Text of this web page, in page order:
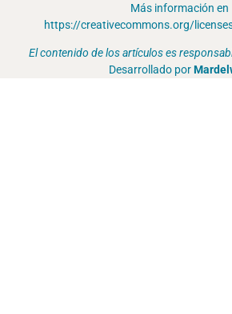
Más información en
https://creativecommons.org/
El contenido de los artículos es
Desarrollado por